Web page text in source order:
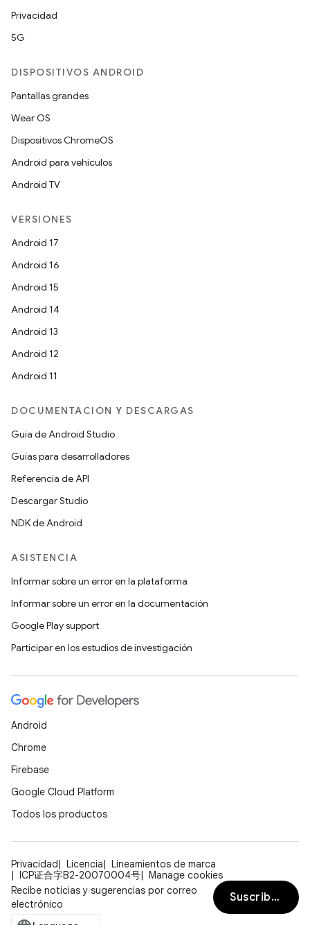
Privacidad
5G
DISPOSITIVOS ANDROID
Pantallas grandes
Wear OS
Dispositivos ChromeOS
Android para vehículos
Android TV
VERSIONES
Android 17
Android 16
Android 15
Android 14
Android 13
Android 12
Android 11
DOCUMENTACIÓN Y DESCARGAS
Guía de Android Studio
Guías para desarrolladores
Referencia de API
Descargar Studio
NDK de Android
ASISTENCIA
Informar sobre un error en la plataforma
Informar sobre un error en la documentación
Google Play support
Participar en los estudios de investigación
Android
Chrome
Firebase
Google Cloud Platform
Todos los productos
Privacidad Licencia
Lineamientos de marca
ICP证合字B2-20070004号
Manage cookies
Recibe noticias y sugerencias por correo
electrónico
Suscribirse